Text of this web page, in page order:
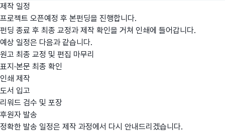
제작 일정
프로젝트 오픈예정 후 본펀딩을 진행합니다.
펀딩 종료 후 최종 교정과 제작 확인을 거쳐 인쇄에 들어갑니다.
예상 일정은 다음과 같습니다.
원고 최종 교정 및 편집 마무리
표지·본문 최종 확인
인쇄 제작
도서 입고
리워드 검수 및 포장
후원자 발송
정확한 발송 일정은 제작 과정에서 다시 안내드리겠습니다.